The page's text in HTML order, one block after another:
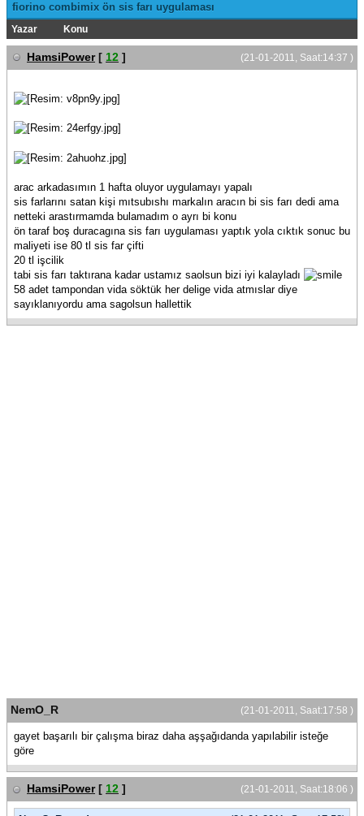
fiorino combimix ön sis farı uygulaması
Yazar Konu
(21-01-2011, Saat:14:37 )
HamsiPower [ 12 ]
arac arkadasımın 1 hafta oluyor uygulamayı yapalı
sis farlarını satan kişi mıtsubıshı markalın aracın bi sis farı dedi ama
netteki arastırmamda bulamadım o ayrı bi konu
ön taraf boş duracagına sis farı uygulaması yaptık yola cıktık sonuc bu
maliyeti ise 80 tl sis far çifti
20 tl işcilik
tabi sis farı taktırana kadar ustamız saolsun bizi iyi kalayladı
58 adet tampondan vida söktük her delige vida atmıslar diye
sayıklanıyordu ama sagolsun hallettik
(21-01-2011, Saat:17:58 )
NemO_R
gayet başarılı bir çalışma biraz daha aşşağıdanda yapılabilir isteğe
göre
(21-01-2011, Saat:18:06 )
HamsiPower [ 12 ]